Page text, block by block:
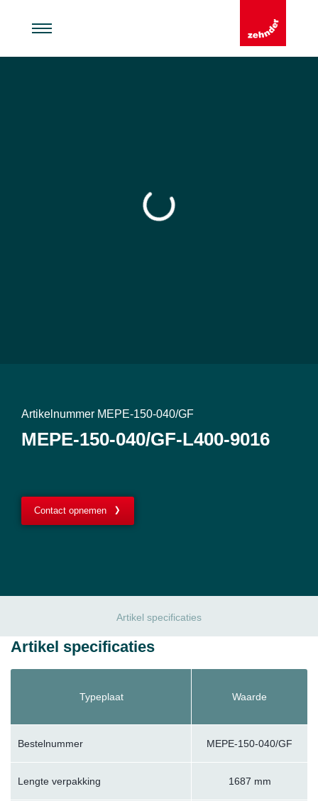
Artikelnummer MEPE-150-040/GF
MEPE-150-040/GF-L400-9016
Contact opnemen
Artikel specificaties
Artikel specificaties
Typeplaat Waarde
Bestelnummer MEPE-150-040/GF
Lengte verpakking 1687 mm